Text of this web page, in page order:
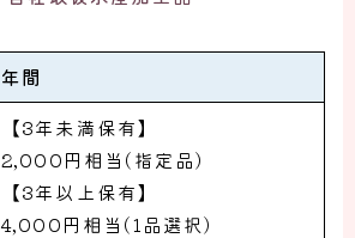
年間
【3年未満保有】
2,000円相当(指定品)
【3年以上保有】
4,000円相当(1品選択)